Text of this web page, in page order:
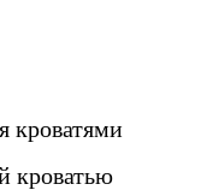
кроватями
кроватью